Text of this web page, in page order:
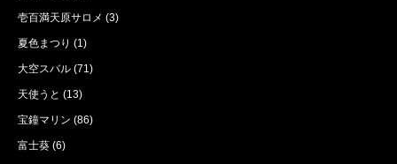
壱百満天原サロメ (3)
夏色まつり (1)
大空スバル (71)
天使うと (13)
宝鐘マリン (86)
富士葵 (6)